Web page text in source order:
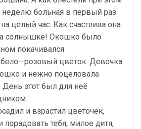
неделю больная в первый раз
целый час. Как счастлива она
солнышке! Окошко было
покачивался
цветок. Девочка
и нежно поцеловала
День этот был для неё
и взрастил цветочек,
порадовать тебя, милое дитя,